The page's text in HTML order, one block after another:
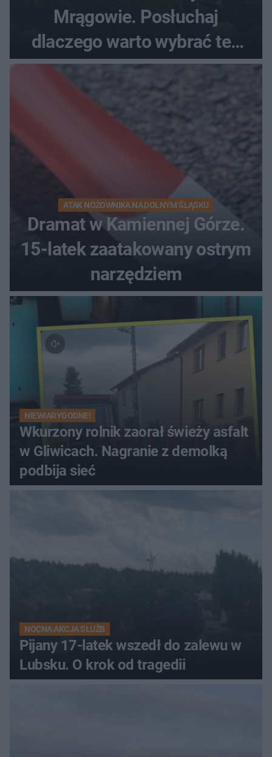
Mrągowie. Posłuchaj
dlaczego warto wybrać ten
kierunek na urlop!
ATAK NOŻOWNIKA NA DOLNYM ŚLĄSKU
Dramat w Kamiennej Górze.
15-latek zaatakowany ostrym
narzędziem
NIEWIARYGODNE!
Wkurzony rolnik zaorał świeży asfalt
w Gliwicach. Nagranie z demolką
podbija sieć
NOCNA AKCJA SŁUŻB
Pijany 17-latek wszedł do zalewu w
Lubsku. O krok od tragedii